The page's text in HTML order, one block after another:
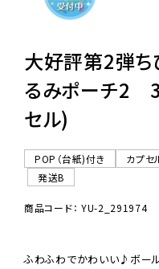
ご利用
大好評第2弾ち
るみポーチ2
セル)
POP（台紙)付き
カプセ
発送B
商品コード： YU-2_291974
ふわふわでかわいい♪ボー